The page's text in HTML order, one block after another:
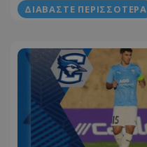
ΔΙΑΒΆΣΤΕ ΠΕΡΙΣΣΌΤΕΡΑ